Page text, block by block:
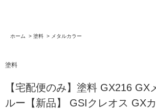
ホーム > 塗料 > メタルカラー
塗料
【宅配便のみ】塗料 GX216 GX
ルー【新品】 GSIクレオス GX